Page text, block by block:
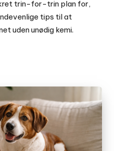
trin-for-trin plan for,
tips til at
uden unødig kemi.